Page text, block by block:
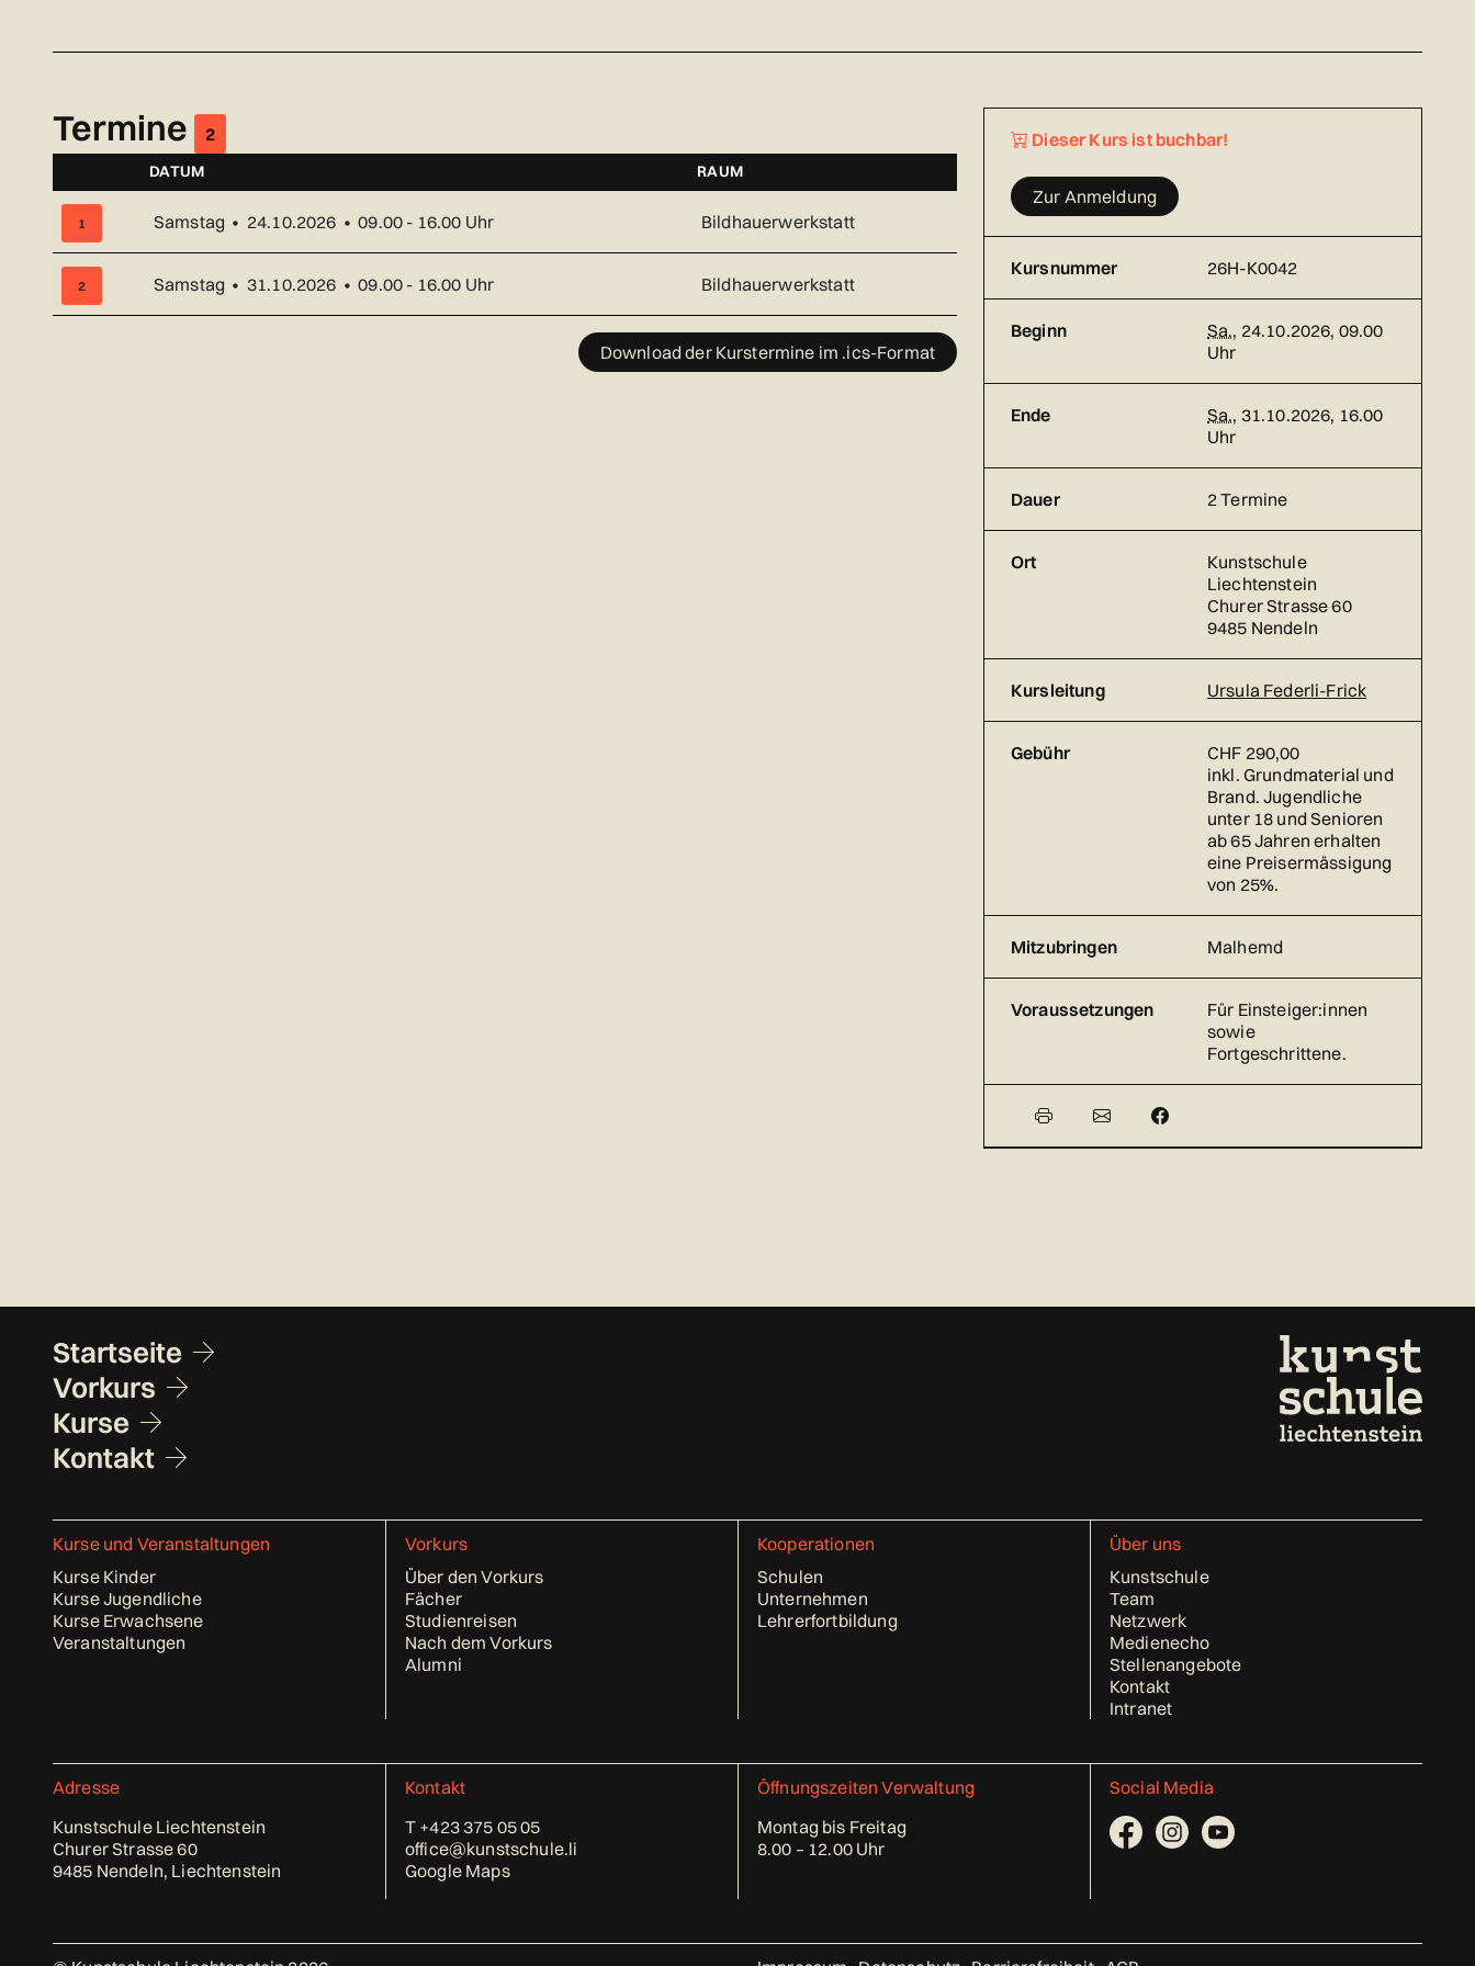
Termine 2
DATUM RAUM
1 Samstag • 24.10.2026 • 09.00 - 16.00 Uhr Bildhauerwerkstatt
2 Samstag • 31.10.2026 • 09.00 - 16.00 Uhr Bildhauerwerkstatt
Download der Kurstermine im .ics-Format
Dieser Kurs ist buchbar!
Zur Anmeldung
Kursnummer 26H-K0042
Beginn Sa., 24.10.2026, 09.00
Uhr
Ende Sa., 31.10.2026, 16.00
Uhr
Dauer 2 Termine
Ort
Kunstschule
Liechtenstein
Churer Strasse 60
9485 Nendeln
Kursleitung Ursula Federli-Frick
Gebühr
CHF 290,00
inkl. Grundmaterial und
Brand. Jugendliche
unter 18 und Senioren
ab 65 Jahren erhalten
eine Preisermässigung
von 25%.
Mitzubringen Malhemd
Voraussetzungen
Für Einsteiger:innen
sowie
Fortgeschrittene.
Fusszeile
Startseite
Vorkurs
Kurse
Kontakt
Kurse und Veranstaltungen
Kurse Kinder
Kurse Jugendliche
Kurse Erwachsene
Veranstaltungen
Vorkurs
Über den Vorkurs
Fächer
Studienreisen
Nach dem Vorkurs
Alumni
Kooperationen
Schulen
Unternehmen
Lehrerfortbildung
Über uns
Kunstschule
Team
Netzwerk
Medienecho
Stellenangebote
Kontakt
Intranet
Adresse
Kunstschule Liechtenstein
Churer Strasse 60
9485 Nendeln, Liechtenstein
Kontakt
T +423 375 05 05
office@kunstschule.li
Google Maps
Öffnungszeiten Verwaltung
Montag bis Freitag
8.00 – 12.00 Uhr
Social Media